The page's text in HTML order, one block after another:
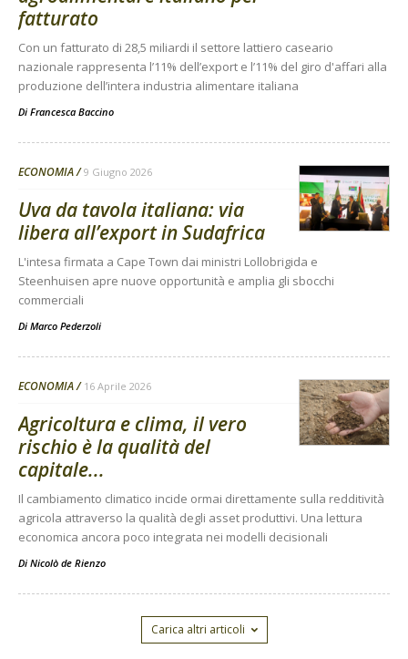
fatturato
Con un fatturato di 28,5 miliardi il settore lattiero caseario
nazionale rappresenta l’11% dell’export e l’11% del giro d'affari alla
produzione dell’intera industria alimentare italiana
Di Francesca Baccino
ECONOMIA 9 Giugno 2026
Uva da tavola italiana: via
libera all’export in Sudafrica
L'intesa firmata a Cape Town dai ministri Lollobrigida e
Steenhuisen apre nuove opportunità e amplia gli sbocchi
commerciali
Di Marco Pederzoli
ECONOMIA 16 Aprile 2026
Agricoltura e clima, il vero
rischio è la qualità del
capitale...
Il cambiamento climatico incide ormai direttamente sulla redditività
agricola attraverso la qualità degli asset produttivi. Una lettura
economica ancora poco integrata nei modelli decisionali
Di Nicolò de Rienzo
Carica altri articoli